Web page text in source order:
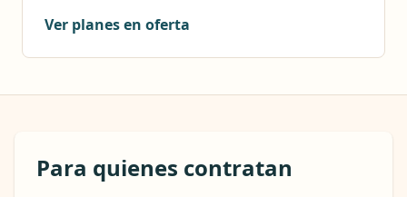
Ver planes en oferta
Para quienes contratan